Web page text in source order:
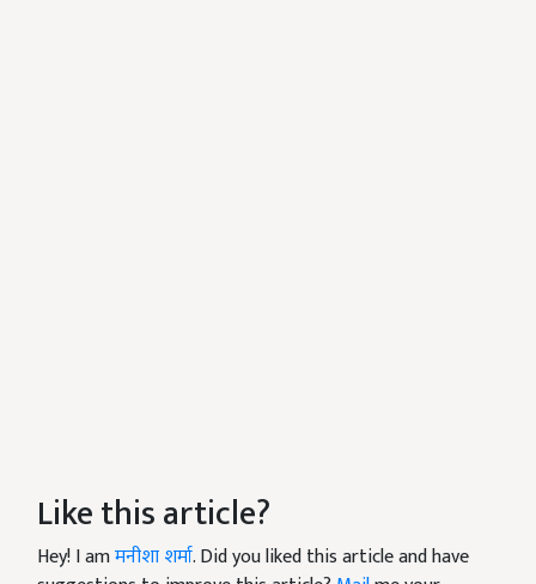
Like this article?
Hey! I amमनीशा शर्मा. Did you liked this article and have